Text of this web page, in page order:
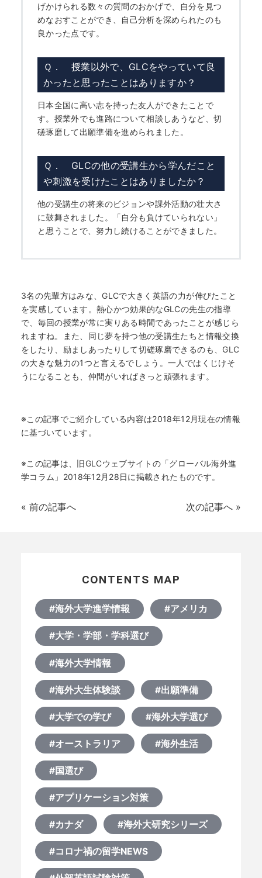
なぜ海外進学か？
どうやって？
げかけられる数々の質問のおかげで、自分を見つ
めなおすことができ、自己分析を深められたのも
良かった点です。
Ｑ． 授業以外で、GLCをやっていて良
かったと思ったことはありますか？
日本全国に高い志を持った友人ができたことで
す。授業外でも進路について相談しあうなど、切
磋琢磨して出願準備を進められました。
Ｑ． GLCの他の受講生から学んだこと
や刺激を受けたことはありましたか？
他の受講生の将来のビジョンや課外活動の壮大さ
に鼓舞されました。「自分も負けていられない」
と思うことで、努力し続けることができました。
3名の先輩方はみな、GLCで大きく英語の力が伸びたこと
を実感しています。熱心かつ効果的なGLCの先生の指導
で、毎回の授業が常に実りある時間であったことが感じら
れますね。また、同じ夢を持つ他の受講生たちと情報交換
をしたり、励ましあったりして切磋琢磨できるのも、GLC
の大きな魅力の1つと言えるでしょう。一人ではくじけそ
うになることも、仲間がいればきっと頑張れます。
※この記事でご紹介している内容は2018年12月現在の情報
に基づいています。
※この記事は、旧GLCウェブサイトの「グローバル海外進
学コラム」2018年12月28日に掲載されたものです。
« 前の記事へ 次の記事へ »
CONTENTS MAP
#海外大学進学情報 #アメリカ
#大学・学部・学科選び
#海外大学情報
#海外大生体験談 #出願準備
#大学での学び #海外大学選び
#オーストラリア #海外生活
#国選び
#アプリケーション対策
#カナダ #海外大研究シリーズ
#コロナ禍の留学NEWS